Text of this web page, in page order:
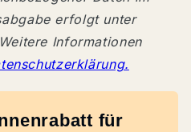
erfolgt unter
Informationen
für